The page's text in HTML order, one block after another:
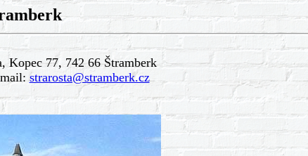
Kopec 77, 742 66 Štramberk
strarosta@stramberk.cz